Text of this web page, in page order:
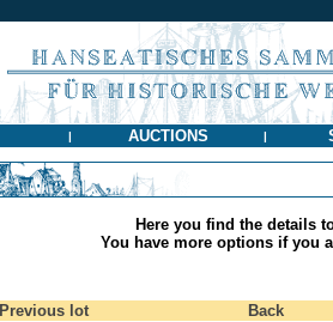
| AUCTIONS |
Here you find the details
You have more options if you
Previous lot Back